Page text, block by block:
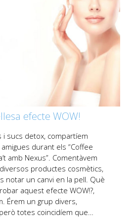
efecte WOW!
i sucs detox, compartíem
durant els “Coffee
amb Nexus”. Comentàvem
productes cosmètics,
notar un canvi en la pell. Què
aquest efecte WOW!?,
Érem un grup divers,
totes coincidíem que…